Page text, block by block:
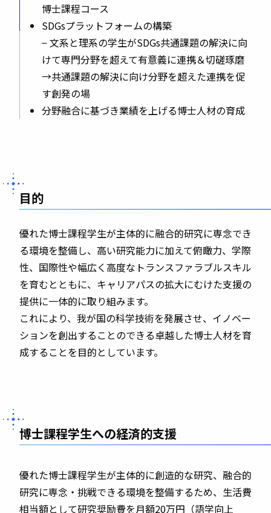
博士課程コース
SDGsプラットフォームの構築
− 文系と理系の学生がSDGs共通課題の解決に向
けて専門分野を超えて有意義に連携＆切磋琢磨
→共通課題の解決に向け分野を超えた連携を促
す創発の場
分野融合に基づき業績を上げる博士人材の育成
目的
優れた博士課程学生が主体的に融合的研究に専念でき
る環境を整備し、高い研究能力に加えて俯瞰力、学際
性、国際性や幅広く高度なトランスファラブルスキル
を育むとともに、キャリアパスの拡大にむけた支援の
提供に一体的に取り組みます。
これにより、我が国の科学技術を発展させ、イノベー
ションを創出することのできる卓越した博士人材を育
成することを目的としています。
博士課程学生への経済的支援
優れた博⼠課程学⽣が主体的に創造的な研究、融合的
研究に専念・挑戦できる環境を整備するため、⽣活費
相当額として研究奨励費を⽉額20万円（語学向上